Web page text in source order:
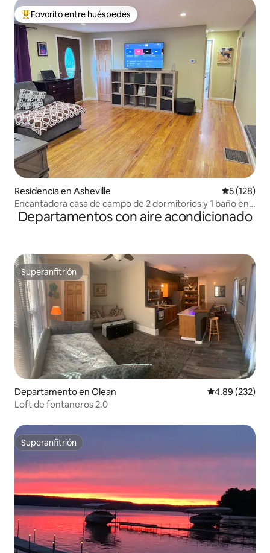
De los mejores en Favorito entre huéspedes
Favorito entre huéspedes
Residencia en Asheville
5 (128)
Encantadora casa de campo de 2 dormitorios y 1 baño en 5
acres
Departamentos con aire acondicionado
Superanfitrión
Superanfitrión
Departamento en Olean Calificación
4.89 (232)
Loft de fontaneros 2.0
Superanfitrión
Superanfitrión